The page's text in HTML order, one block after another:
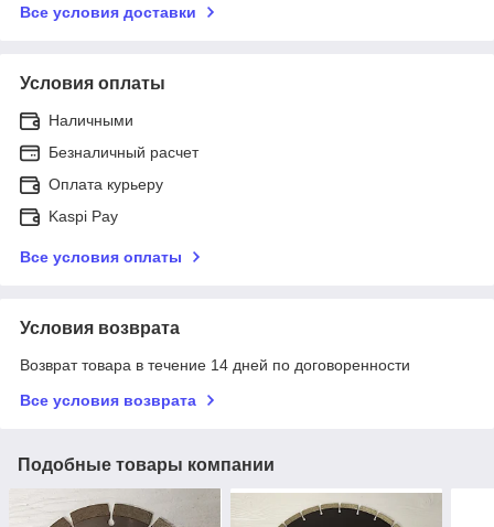
Все условия доставки
Условия оплаты
Наличными
Безналичный расчет
Оплата курьеру
Kaspi Pay
Все условия оплаты
Условия возврата
Возврат товара в течение 14 дней по договоренности
Все условия возврата
Подобные товары компании